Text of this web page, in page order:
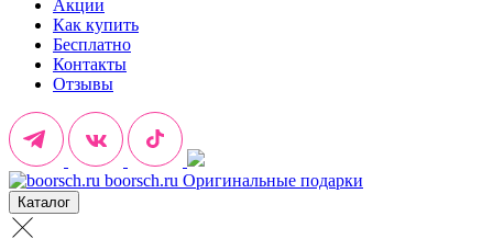
Акции
Как купить
Бесплатно
Контакты
Отзывы
boorsch.ru Оригинальные подарки
Каталог